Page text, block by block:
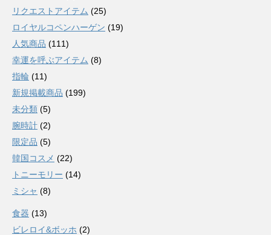
リクエストアイテム (25)
ロイヤルコペンハーゲン (19)
人気商品 (111)
幸運を呼ぶアイテム (8)
指輪 (11)
新規掲載商品 (199)
未分類 (5)
腕時計 (2)
限定品 (5)
韓国コスメ (22)
トニーモリー (14)
ミシャ (8)
食器 (13)
ビレロイ&ボッホ (2)